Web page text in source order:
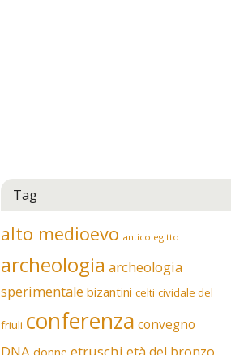
Tag
alto medioevo antico egitto
archeologia archeologia
sperimentale bizantini celti cividale del
friuli conferenza convegno
DNA donne etruschi età del bronzo